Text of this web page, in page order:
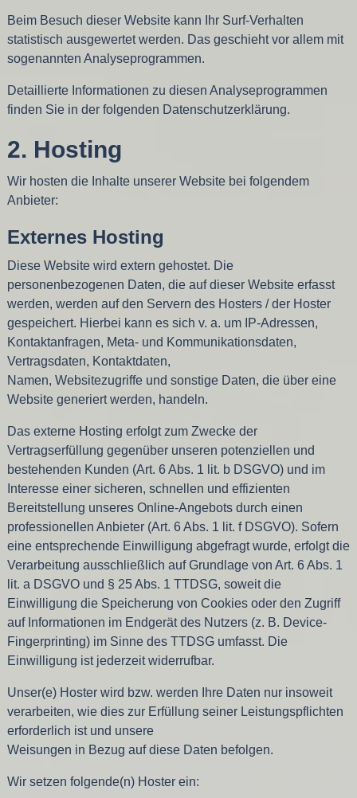
Beim Besuch dieser Website kann Ihr Surf-Verhalten
statistisch ausgewertet werden. Das geschieht vor allem mit
sogenannten Analyseprogrammen.
Detaillierte Informationen zu diesen Analyseprogrammen
finden Sie in der folgenden Datenschutzerklärung.
2. Hosting
Wir hosten die Inhalte unserer Website bei folgendem
Anbieter:
Externes Hosting
Diese Website wird extern gehostet. Die
personenbezogenen Daten, die auf dieser Website erfasst
werden, werden auf den Servern des Hosters / der Hoster
gespeichert. Hierbei kann es sich v. a. um IP-Adressen,
Kontaktanfragen, Meta- und Kommunikationsdaten,
Vertragsdaten, Kontaktdaten,
Namen, Websitezugriffe und sonstige Daten, die über eine
Website generiert werden, handeln.
Das externe Hosting erfolgt zum Zwecke der
Vertragserfüllung gegenüber unseren potenziellen und
bestehenden Kunden (Art. 6 Abs. 1 lit. b DSGVO) und im
Interesse einer sicheren, schnellen und effizienten
Bereitstellung unseres Online-Angebots durch einen
professionellen Anbieter (Art. 6 Abs. 1 lit. f DSGVO). Sofern
eine entsprechende Einwilligung abgefragt wurde, erfolgt die
Verarbeitung ausschließlich auf Grundlage von Art. 6 Abs. 1
lit. a DSGVO und § 25 Abs. 1 TTDSG, soweit die
Einwilligung die Speicherung von Cookies oder den Zugriff
auf Informationen im Endgerät des Nutzers (z. B. Device-
Fingerprinting) im Sinne des TTDSG umfasst. Die
Einwilligung ist jederzeit widerrufbar.
Unser(e) Hoster wird bzw. werden Ihre Daten nur insoweit
verarbeiten, wie dies zur Erfüllung seiner Leistungspflichten
erforderlich ist und unsere
Weisungen in Bezug auf diese Daten befolgen.
Wir setzen folgende(n) Hoster ein: